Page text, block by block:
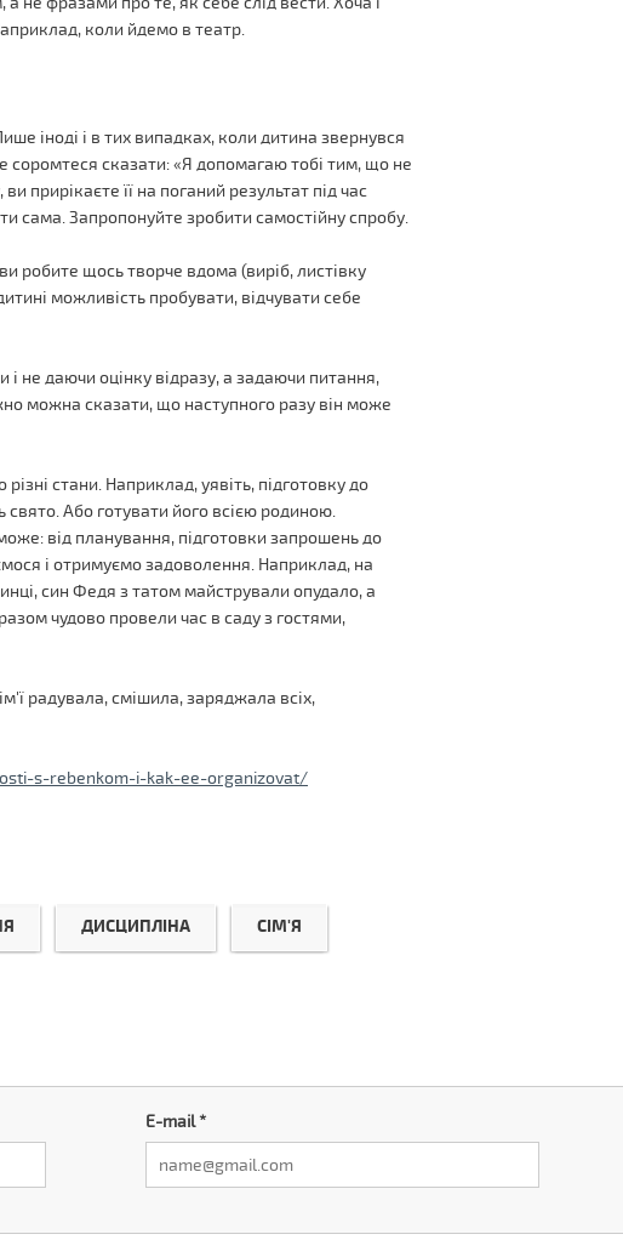
коли йдемо в театр.
іноді і в тих випадках, коли дитина звернувся
сказати: «Я допомагаю тобі тим, що не
прирікаєте її на поганий результат під час
сама. Запропонуйте зробити самостійну спробу.
робите щось творче вдома (виріб, листівку
можливість пробувати, відчувати себе
не даючи оцінку відразу, а задаючи питання,
можна сказати, що наступного разу він може
стани. Наприклад, уявіть, підготовку до
Або готувати його всією родиною.
від планування, підготовки запрошень до
і отримуємо задоволення. Наприклад, на
син Федя з татом майстрували опудало, а
чудово провели час в саду з гостями,
радувала, смішила, заряджала всіх,
s-rebenkom-i-kak-ee-organizovat/
ДИСЦИПЛІНА СІМ'Я
E-mail*